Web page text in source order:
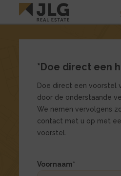
*Doe direct een
Doe direct een voorstel
door de onderstaande
We nemen vervolgens
contact met u op met
voorstel.
veld
veld
Voornaam*